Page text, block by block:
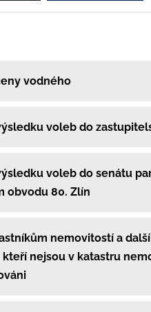
vodného
voleb do
voleb do senátu
obvodu 80. Zlín
nemovitostí a
kteří nejsou v katastru